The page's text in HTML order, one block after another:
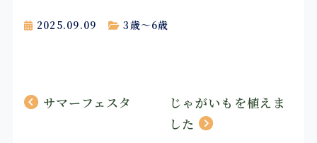
2025.09.09 3歳～6歳
投 サマーフェスタ
じゃがいもを植えま
した